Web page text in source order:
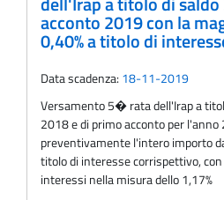
acconto 2019 con la
0,40% a titolo di
Data scadenza: 18-11-2019
Versamento 5� rata dell'Irap a
2018 e di primo acconto per
preventivamente l'intero importo
titolo di interesse corrispettivo, con
interessi nella misura dello 1,17%